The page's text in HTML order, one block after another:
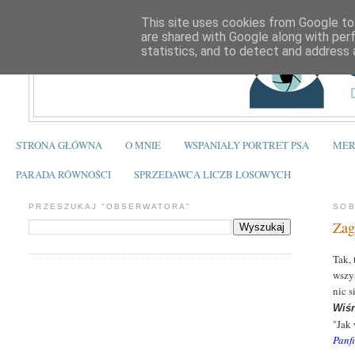
STRONA GŁÓWNA O MNIE WSPANIAŁY PORTRET PSA
PARADA RÓWNOŚCI SPRZEDAWCA LICZB LOSOWYCH
Tak,
nic
"Jak
PRZESZUKAJ "OBSERWATORA"
This site uses cookies from Google
are shared with Google along with
statistics, and to detect and address